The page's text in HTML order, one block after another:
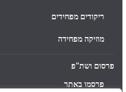
ריקודים מפחידים
מוזיקה מפחידה
פרסום ושת"פ
פרסמו באתר